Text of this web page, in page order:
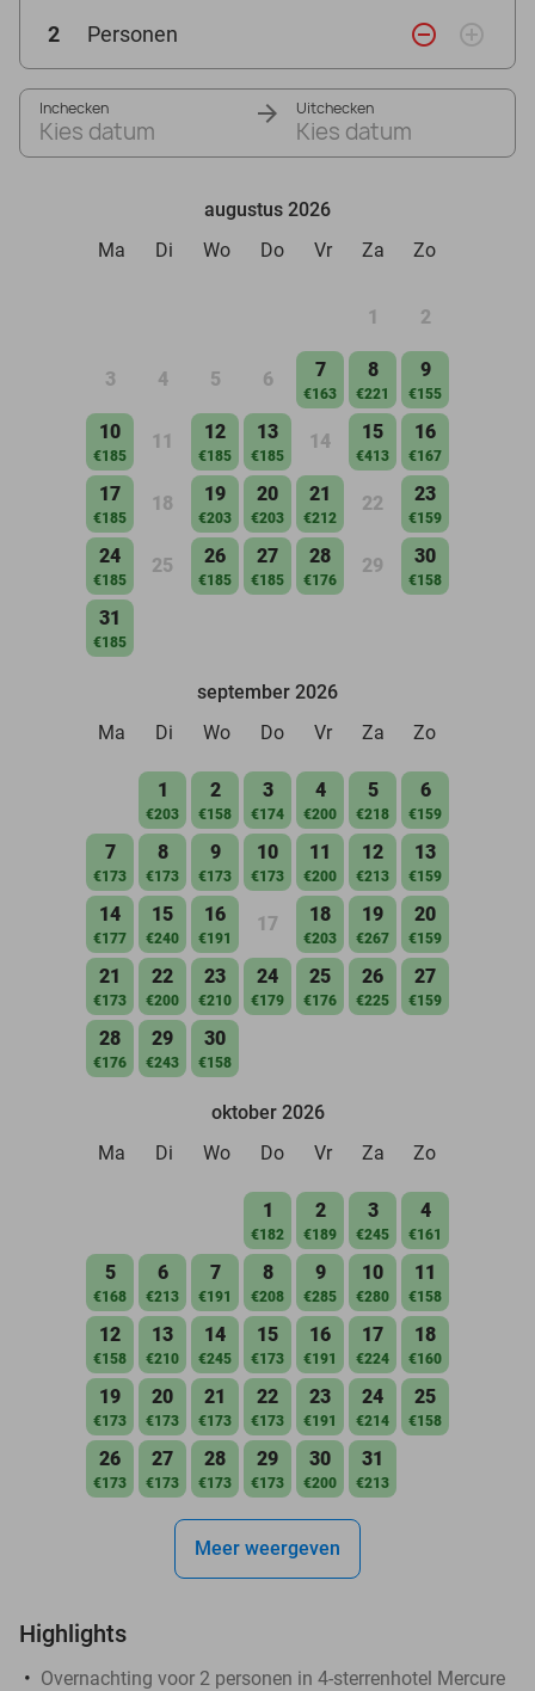
2 Personen remove_circle_outline add_circle_outline
Inchecken
Kies datum
Uitchecken
Kies datum
augustus 2026
Ma
Di Wo Do Vr Za Zo
1 2
3 4 5 6 7
€163
8
€221
9
€155
10
€185
11 12
€185
13
€185
14 15
€413
16
€167
17
€185
18 19
€203
20
€203
21
€212
22 23
€159
24
€185
25 26
€185
27
€185
28
€176
29 30
€158
31
€185
september 2026
Ma
Di Wo Do Vr Za Zo
1
€203
2
€158
3
€174
4
€200
5
€218
6
€159
7
€173
8
€173
9
€173
10
€173
11
€200
12
€213
13
€159
14
€177
15
€240
16
€191
17 18
€203
19
€267
20
€159
21
€173
22
€200
23
€210
24
€179
25
€176
26
€225
27
€159
28
€176
29
€243
30
€158
oktober 2026
Ma
Di Wo Do Vr Za Zo
1
€182
2
€189
3
€245
4
€161
5
€168
6
€213
7
€191
8
€208
9
€285
10
€280
11
€158
12
€158
13
€210
14
€245
15
€173
16
€191
17
€224
18
€160
19
€173
20
€173
21
€173
22
€173
23
€191
24
€214
25
€158
26
€173
27
€173
28
€173
29
€173
30
€200
31
€213
Meer weergeven
Highlights
Overnachting voor 2 personen in 4-sterrenhotel Mercure